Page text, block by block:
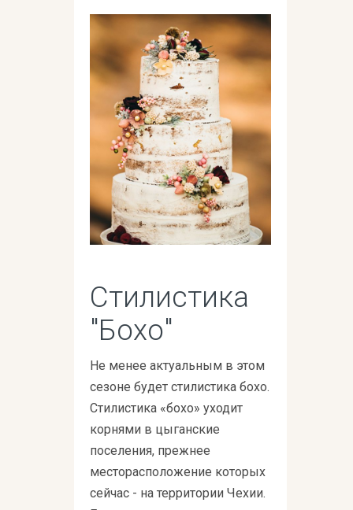
Стилистика
"Бохо"
Не менее актуальным в этом
сезоне будет стилистика бохо.
Стилистика «бохо» уходит
корнями в цыганские
поселения, прежнее
месторасположение которых
сейчас - на территории Чехии.